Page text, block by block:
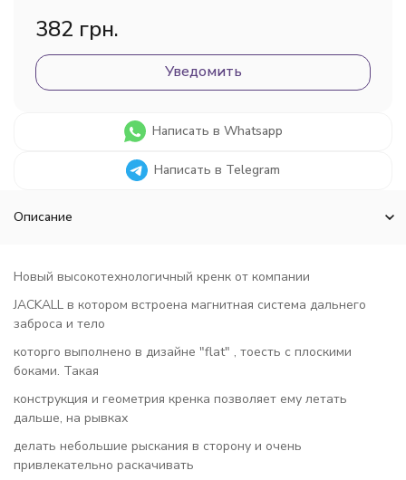
382 грн.
Уведомить
Написать в Whatsapp
Написать в Telegram
Описание
Новый высокотехнологичный кренк от компании
JACKALL в котором встроена магнитная система дальнего
заброса и тело
которго выполнено в дизайне "flat" , тоесть с плоскими
боками. Такая
конструкция и геометрия кренка позволяет ему летать
дальше, на рывках
делать небольшие рыскания в сторону и очень
привлекательно раскачивать